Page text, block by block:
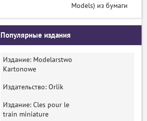
Models) из бумаги
Популярные издания
Издание: Modelarstwo
Kartonowe
Издательство: Orlik
Издание: Cles pour le
train miniature